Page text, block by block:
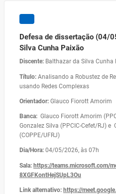
Defesa de dissertação (04/
Silva Cunha Paixão
Discente: Balthazar da Silva Cunha
Título: Analisando a Robustez de
usando Redes Complexas
Orientador: Glauco Fiorott Amorim
Banca: Glauco Fiorott Amorim
Gonzalez Silva (PPCIC-Cefet/RJ) e
(COPPE/UFRJ)
Dia/Hora: 04/05/2026, às 07h
Sala: https://teams.microsoft.com/
8XGFKontHejSUpL3Ou
Link alternativo: https://